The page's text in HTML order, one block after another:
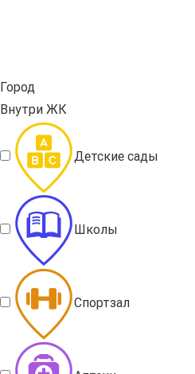
Город
Внутри ЖК
Детские сады
Школы
Спортзал